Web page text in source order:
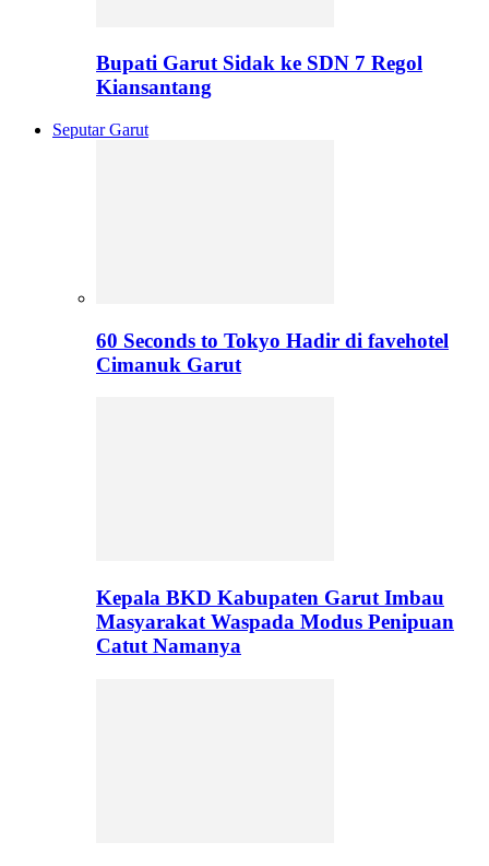
Bupati Garut Sidak ke SDN 7 Regol
Kiansantang
Seputar Garut
60 Seconds to Tokyo Hadir di favehotel
Cimanuk Garut
Kepala BKD Kabupaten Garut Imbau
Masyarakat Waspada Modus Penipuan
Catut Namanya